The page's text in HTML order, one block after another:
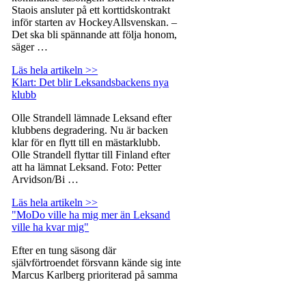
Staois ansluter på ett korttidskontrakt
inför starten av HockeyAllsvenskan. –
Det ska bli spännande att följa honom,
säger …
Läs hela artikeln >>
Klart: Det blir Leksandsbackens nya
klubb
Olle Strandell lämnade Leksand efter
klubbens degradering. Nu är backen
klar för en flytt till en mästarklubb.
Olle Strandell flyttar till Finland efter
att ha lämnat Leksand. Foto: Petter
Arvidson/Bi …
Läs hela artikeln >>
"MoDo ville ha mig mer än Leksand
ville ha kvar mig"
Efter en tung säsong där
självförtroendet försvann kände sig inte
Marcus Karlberg prioriterad på samma